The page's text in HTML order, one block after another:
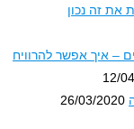
נכון
אפשר להרוויח
26/03/